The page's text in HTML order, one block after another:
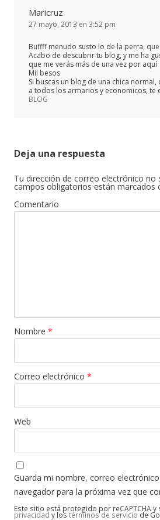
Maricruz
27 mayo, 2013 en 3:52 pm
Buffff menudo susto lo de la perra,
Acabo de descubrir tu blog, y me ha
que me verás más de una vez por aquí
Mil besos
Si buscas un blog de una chica
a todos los armarios y economicos, te
BLOG
Deja una respuesta
Tu dirección de correo electrónico no
campos obligatorios están marcados
Comentario
Nombre *
Correo electrónico *
Web
Guarda mi nombre, correo
navegador para la próxima vez que
Este sitio está protegido por reCAPTCHA y
privacidad y los términos de servicio de